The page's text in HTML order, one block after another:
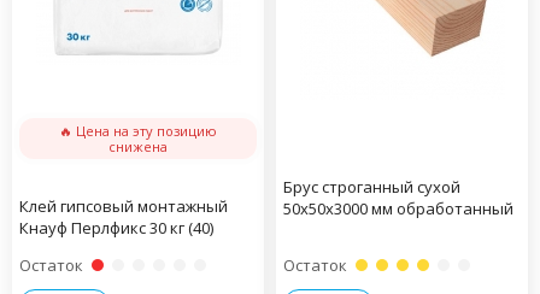
🔥 Цена на эту позицию
снижена
Клей гипсовый монтажный
Кнауф Перлфикс 30 кг (40)
Остаток
Брус строганный сухой
50х50х3000 мм обработанный
Остаток